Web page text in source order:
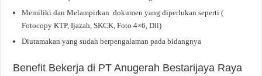
Memiliki dan Melampirkan dokumen yang diperlukan seperti (
Fotocopy KTP, Ijazah, SKCK, Foto 4×6, Dll)
Diutamakan yang sudah berpengalaman pada bidangnya
Benefit Bekerja di PT Anugerah Bestarijaya Raya